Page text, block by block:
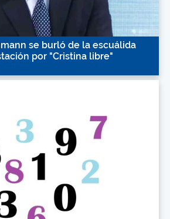
se burló de la escuálida
por "Cristina libre"